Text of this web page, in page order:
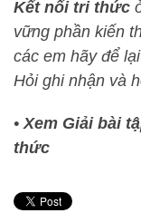
Kết nối tri thức
vững phần kiến
các em hãy để
Hỏighi nhận và
•Xem Giải bài
thức